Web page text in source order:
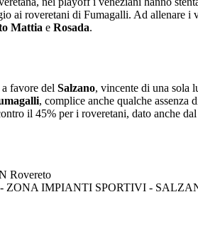
ai roveretani di Fumagalli. Ad allenare i
Mattia e Rosada.
favore del Salzano, vincente di una sola
, complice anche qualche
il 45% per i roveretani, dato anche
Rovereto
ZONA IMPIANTI SPORTIVI -